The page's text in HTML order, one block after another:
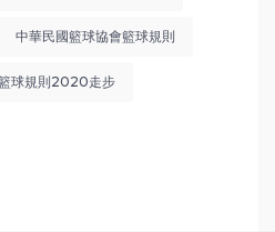
中華民國籃球協會籃球規則
球規則2020走步